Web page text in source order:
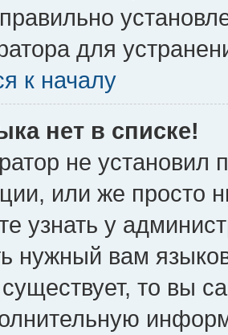
для
к началу
нет в списке!
не установил
или же просто
узнать у
нужный вам
существует, то вы